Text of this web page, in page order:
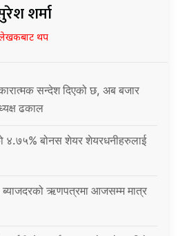
शर्मा
थप
सन्देश दिएको छ, अब बजार
ढकाल
४.७५% बोनस शेयर शेयरधनीहरुलाई
ऋणपत्रमा आजसम्म मात्र